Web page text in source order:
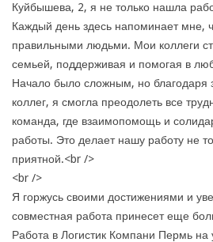
Куйбышева, 2, я не только нашла
Каждый день здесь напоминает мне,
правильными людьми. Мои коллеги
семьей, поддерживая и помогая в
Начало было сложным, но благодаря
коллег, я смогла преодолеть все
команда, где взаимопомощь и
работы. Это делает нашу работу не
приятной.<br />
<br />
Я горжусь своими достижениями и
совместная работа принесет еще
Работа в Логистик Компани Пермь